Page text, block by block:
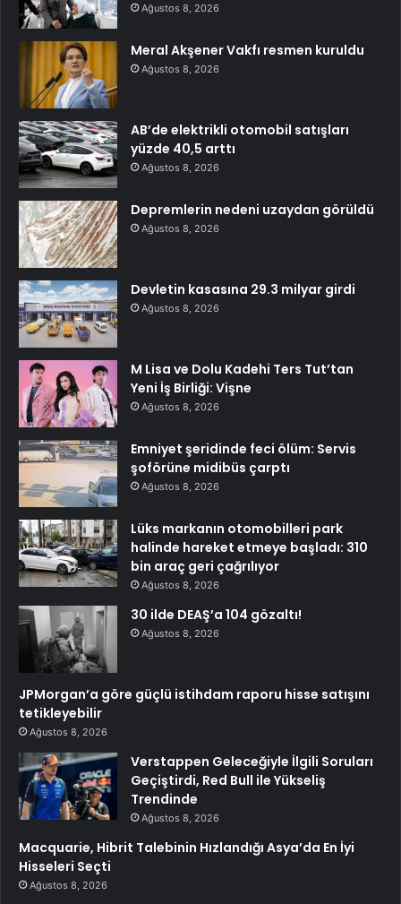
Ağustos 8, 2026
Meral Akşener Vakfı resmen kuruldu
Ağustos 8, 2026
AB’de elektrikli otomobil satışları
yüzde 40,5 arttı
Ağustos 8, 2026
Depremlerin nedeni uzaydan görüldü
Ağustos 8, 2026
Devletin kasasına 29.3 milyar girdi
Ağustos 8, 2026
M Lisa ve Dolu Kadehi Ters Tut’tan
Yeni İş Birliği: Vişne
Ağustos 8, 2026
Emniyet şeridinde feci ölüm: Servis
şoförüne midibüs çarptı
Ağustos 8, 2026
Lüks markanın otomobilleri park
halinde hareket etmeye başladı: 310
bin araç geri çağrılıyor
Ağustos 8, 2026
30 ilde DEAŞ’a 104 gözaltı!
Ağustos 8, 2026
JPMorgan’a göre güçlü istihdam raporu hisse satışını
tetikleyebilir
Ağustos 8, 2026
Verstappen Geleceğiyle İlgili Soruları
Geçiştirdi, Red Bull ile Yükseliş
Trendinde
Ağustos 8, 2026
Macquarie, Hibrit Talebinin Hızlandığı Asya’da En İyi
Hisseleri Seçti
Ağustos 8, 2026